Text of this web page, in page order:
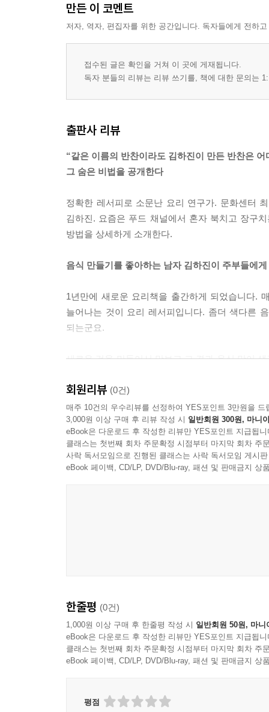
만든 이 코멘트
저자, 역자, 편집자를 위한 공간입니다. 독자들에게 전하
접수된 글은 확인을 거쳐 이 곳에 게재됩니다.
독자 분들의 리뷰는 리뷰 쓰기를, 책에 대한 문의는
출판사 리뷰
“같은 이름의 반찬이라도 김하진이 만든 반찬은
그 숨은 비법을 공개한다
정확한 레서피로 소문난 요리 연구가. 문화센터
김하진. 요즘은 푸드 채널에서 혼자 북치고 장구
방법을 상세하게 소개한다.
음식 만들기를 좋아하는 남자 김하진이 주부들에
1년만에 새로운 요리책을 출간하게 되었습니다.
늘어나는 것이 요리 레서피입니다. 좀더 색다른
되는군요.
새로운 것을 만들어서 맛보고 그 결과 음식 맛이
듣습니다. 그 반응은 환호입니다. 매일 같은 음
계을리하면 매너리즘에 빠지기 쉬운 것도 음식 만
자랑 같지만 저는 음식 만들기를 워낙 좋아합
있습니다. 하나하나 머리 속에 있는 것들을 꺼내
이 책은 조리별로 아이템을 나누어 묶었습니다.
찌고, 무치고, 튀기고, 끓이는 것이 전부입니다. 재
특히 이 책에 정리해서 붙인 요리에 따른 재료와
거기 다 들어 있습니다. 음식 만들기의 초보자도
회원리뷰 (0건)
매주 10건의 우수리뷰를 선정하여 YES포인트 3만원을 드
3,000원 이상 구매 후 리뷰 작성 시 일반회원 300원, 마니
eBook은 다운로드 후 작성한 리뷰만 YES포인트 지급됩니
클래스는 첫번째 회차 주문확정 시점부터 마지막 회차 주
사락 독서모임으로 진행된 클래스는 사락 독서모임 게시
eBook 페이백, CD/LP, DVD/Blu-ray, 패션 및 판매금지 상
한줄평 (0건)
1,000원 이상 구매 후 한줄평 작성 시 일반회원 50원, 마니
eBook은 다운로드 후 작성한 리뷰만 YES포인트 지급됩니
클래스는 첫번째 회차 주문확정 시점부터 마지막 회차 주
eBook 페이백, CD/LP, DVD/Blu-ray, 패션 및 판매금지 상
평점